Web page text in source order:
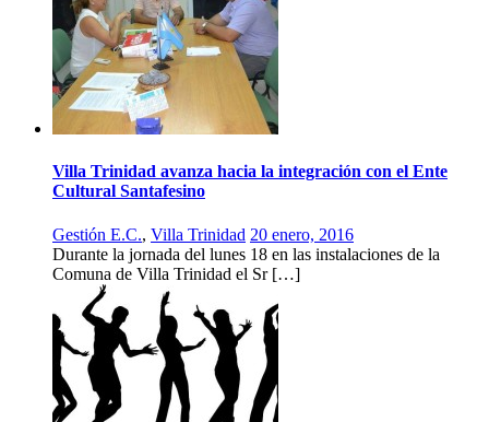
Villa Trinidad avanza hacia la integración con el Ente
Cultural Santafesino
Gestión E.C., Villa Trinidad 20 enero, 2016
Durante la jornada del lunes 18 en las instalaciones de la
Comuna de Villa Trinidad el Sr […]